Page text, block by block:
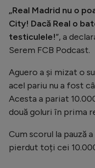
Auto
Rugby
Ciclism
JO 2024
JO 2026
„Real Madrid nu o
City! Dacă Real o
testiculele!”, a
Serem FCB Podcast.
Aguero a și mizat o
acel pariu nu a fost
Acesta a pariat
două goluri în prima
Cum scorul la pauză
pierdut toți cei